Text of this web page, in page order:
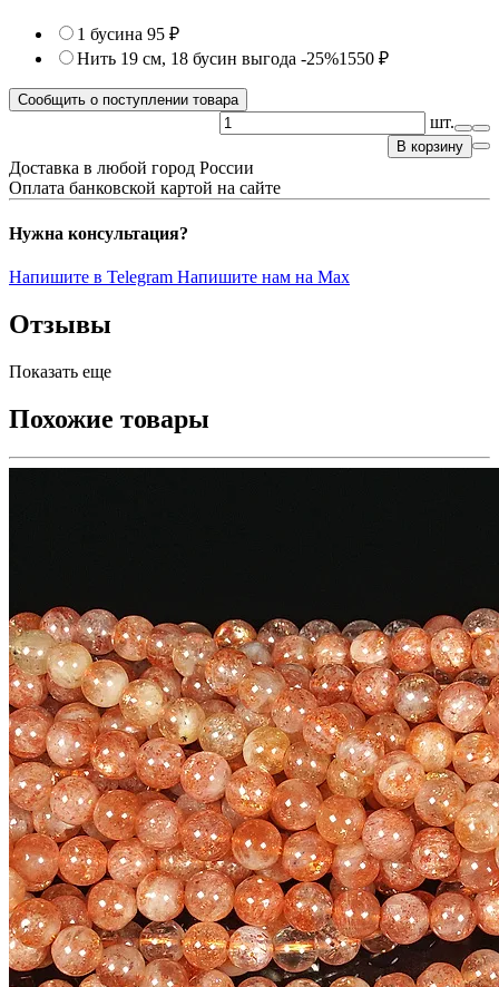
1 бусина 95 ₽
Нить 19 см, 18 бусин выгода -25%1550 ₽
Сообщить о поступлении товара
шт.
В корзину
Доставка в любой город России
Оплата банковской картой на сайте
Нужна консультация?
Напишите в Telegram Напишите нам на Max
Отзывы
Показать еще
Похожие товары